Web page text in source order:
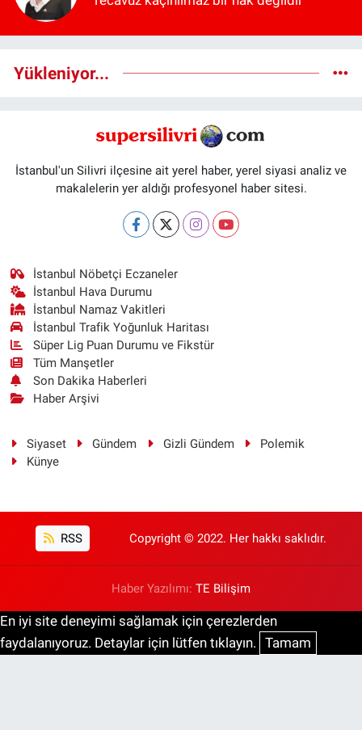
Yükleniyor...
İstanbul'un Silivri ilçesine ait yerel haber, yerel siyasi analiz ve
makalelerin yer aldığı profesyonel haber sitesi.
İstanbul Nöbetçi Eczaneler
İstanbul Hava Durumu
İstanbul Namaz Vakitleri
İstanbul Trafik Yoğunluk Haritası
Süper Lig Puan Durumu ve Fikstür
Tüm Manşetler
Son Dakika Haberleri
Haber Arşivi
Siyaset Gündem Gizli Gündem
Polemik
Künye
RSS Copyright © 2022. Her hakkı saklıdır.
Haber Yazılımı: TE Bilişim
En iyi site deneyimi sağlamak için çerezlerden
faydalanıyoruz. Detaylar için lütfen tıklayın. Tamam